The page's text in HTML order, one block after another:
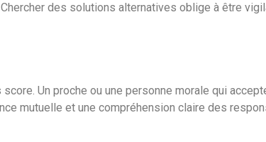
des solutions alternatives oblige à être
Un proche ou une personne morale qui
mutuelle et une compréhension claire des